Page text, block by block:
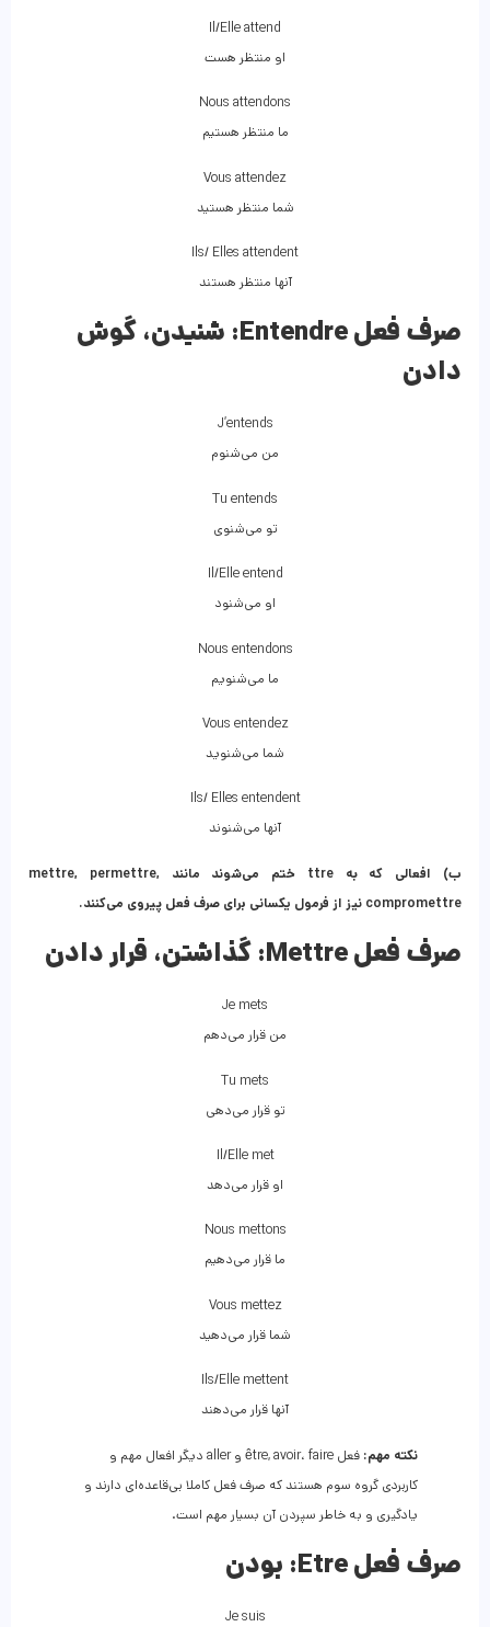
Il/Elle attend
او منتظر هست
Nous attendons
ما منتظر هستیم
Vous attendez
شما منتظر هستید
Ils/ Elles attendent
آنها منتظر هستند
صرف فعل Entendre:
شنیدن، گوش
دادن
J’entends
من می‌شنوم
Tu entends
تو می‌شنوی
Il/Elle entend
او می‌شنود
Nous entendons
ما می‌شنویم
Vous entendez
شما می‌شنوید
Ils/ Elles entendent
آنها می‌شنوند
ب‌) افعالی که به ttre ختم می‌شوند مانند mettre, permettre,
compromettre نیز از فرمول یکسانی برای صرف فعل پیروی می‌کنند.
صرف فعل Mettre: گذاشتن، قرار دادن
Je mets
من قرار می‌دهم
Tu mets
تو قرار می‌دهی
Il/Elle met
او قرار می‌دهد
Nous mettons
ما قرار می‌دهیم
Vous mettez
شما قرار می‌دهید
Ils/Elle mettent
آنها قرار می‌دهند
نکته مهم:
فعل être, avoir، faire و aller دیگر افعال مهم و
کاربردی گروه سوم هستند که صرف فعل کاملا بی‌قاعده‌ای دارند و
یادگیری و به خاطر سپردن آن بسیار مهم است.
صرف فعل Etre: بودن
Je suis